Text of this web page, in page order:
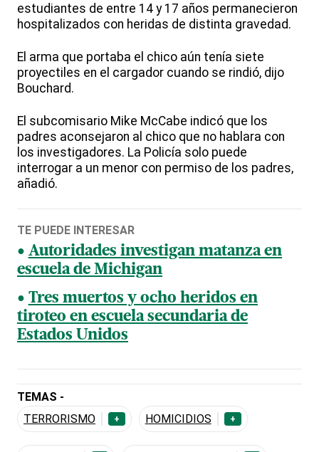
estudiantes de entre 14 y 17 años permanecieron
hospitalizados con heridas de distinta gravedad.
El arma que portaba el chico aún tenía siete
proyectiles en el cargador cuando se rindió, dijo
Bouchard.
El subcomisario Mike McCabe indicó que los
padres aconsejaron al chico que no hablara con
los investigadores. La Policía solo puede
interrogar a un menor con permiso de los padres,
añadió.
TE PUEDE INTERESAR
Autoridades investigan matanza en
escuela de Michigan
Tres muertos y ocho heridos en
tiroteo en escuela secundaria de
Estados Unidos
TEMAS -
TERRORISMO
+ HOMICIDIOS +